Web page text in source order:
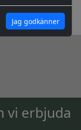
Jag godkänner
här
vi erbjuda